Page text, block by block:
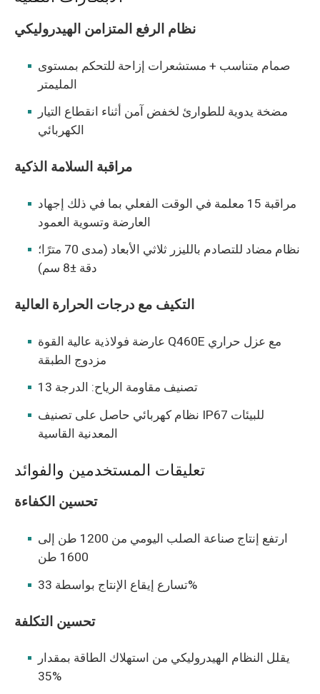
نظام الرفع المتزامن الهيدروليكي
صمام متناسب + مستشعرات إزاحة للتحكم بمستوى
المليمتر
مضخة يدوية للطوارئ لخفض آمن أثناء انقطاع التيار
الكهربائي
مراقبة السلامة الذكية
مراقبة 15 معلمة في الوقت الفعلي بما في ذلك إجهاد
العارضة وتسوية العمود
نظام مضاد للتصادم بالليزر ثلاثي الأبعاد (مدى 70 مترًا؛
دقة ±8 سم)
التكيف مع درجات الحرارة العالية
عارضة فولاذية عالية القوة Q460E مع عزل حراري
مزدوج الطبقة
تصنيف مقاومة الرياح: الدرجة 13
نظام كهربائي حاصل على تصنيف IP67 للبيئات
المعدنية القاسية
تعليقات المستخدمين والفوائد
تحسين الكفاءة
ارتفع إنتاج صناعة الصلب اليومي من 1200 طن إلى
1600 طن
تسارع إيقاع الإنتاج بواسطة 33%
تحسين التكلفة
يقلل النظام الهيدروليكي من استهلاك الطاقة بمقدار
35%